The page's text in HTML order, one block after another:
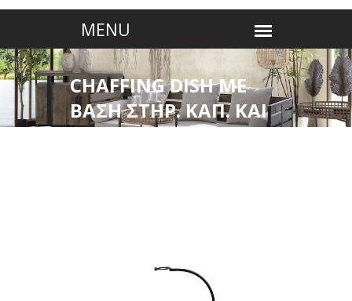
CHAFFING DISH ΜΕ
ΒΑΣΗ ΣΤΗΡ. ΚΑΠ. ΚΑΙ
ΔΙΠΛΟ ΔΟΧΕΙΟ SS/